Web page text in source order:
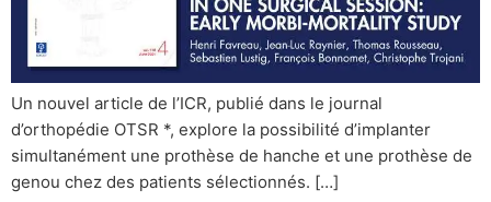
Un nouvel article de l’ICR, publié dans le journal
d’orthopédie OTSR *, explore la possibilité d’implanter
simultanément une prothèse de hanche et une prothèse de
genou chez des patients sélectionnés. […]